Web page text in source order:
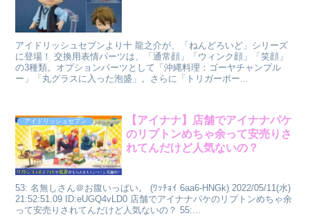
アイドリッシュセブンより十 龍之介が、「ねんどろいど」シリーズ
に登場！ 交換用表情パーツは、「通常顔」「ウィンク顔」「笑顔」
の3種類。オプションパーツとして「沖縄料理：ゴーヤチャンプル
ー」「丸グラスに入った泡盛」。さらに「トリガーポー...
アイドリッシュセブン
【アイナナ】店舗でアイナナパケ
のリプトンめちゃ余って安売りさ
れてんだけど人気ないの？
53: 名無しさん＠お腹いっぱい。 (ﾜｯﾁｮｲ 6aa6-HNGk) 2022/05/11(水)
21:52:51.09 ID:eUGQ4vLD0 店舗でアイナナパケのリプトンめちゃ余
って安売りされてんだけど人気ないの？ 55:...